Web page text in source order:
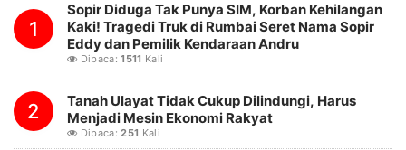
1
Sopir Diduga Tak Punya SIM, Korban Kehilangan
Kaki! Tragedi Truk di Rumbai Seret Nama Sopir
Eddy dan Pemilik Kendaraan Andru
Dibaca:1511 Kali
2
Tanah Ulayat Tidak Cukup Dilindungi, Harus
Menjadi Mesin Ekonomi Rakyat
Dibaca:251 Kali